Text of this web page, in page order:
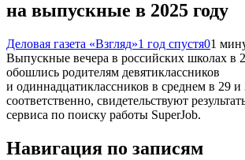
на выпускные в 2025 году
Деловая газета «Взгляд»1 год спустя01
Выпускные вечера в российских школах в
обошлись родителям девятиклассников
и одиннадцатиклассников в среднем в 29 и
соответственно, свидетельствуют
сервиса по поиску работы SuperJob.
Навигация по записям